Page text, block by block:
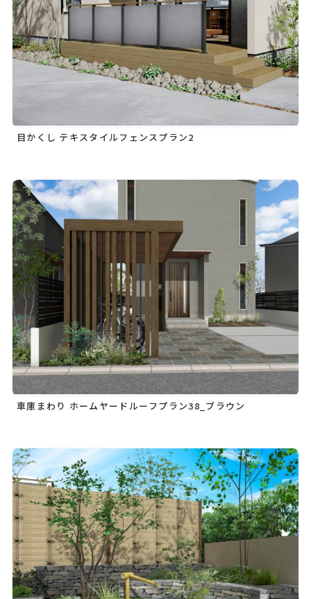
目かくし テキスタイルフェンスプラン2
車庫まわり ホームヤードルーフプラン38_ブラウン